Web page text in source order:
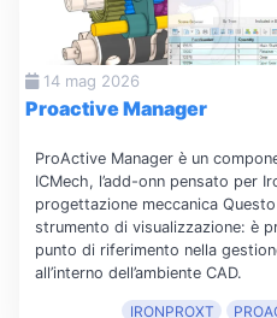
14 mag 2026
Proactive Manager
ProActive Manager è un
ICMech, l’add-onn pensato per
progettazione meccanica
strumento di visualizzazione: è
punto di riferimento nella
all’interno dell’ambiente CAD.
IRONPROXT